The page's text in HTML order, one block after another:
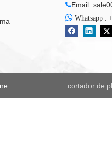
Email:
 Whatsapp :
cortador de